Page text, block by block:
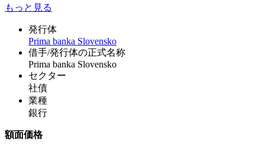
もっと見る
発行体
Prima banka Slovensko
借手/発行体の正式名称
Prima banka Slovensko
セクター
社債
業種
銀行
額面価格